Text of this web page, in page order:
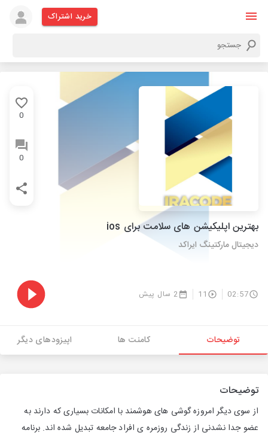
خرید اشتراک
0
0
بهترین اپلیکیشن های سلامت برای ios
دیجیتال مارکتینگ ایراکد
02:57
11 2 سال پیش
توضیحات کامنت ها اپیزودهای دیگر
توضیحات
از سوی دیگر امروزه گوشی های هوشمند با امکانات بسیاری که دارند به
عضو جدا نشدنی از زندگی روزمره ی افراد جامعه تبدیل شده اند. برنامه